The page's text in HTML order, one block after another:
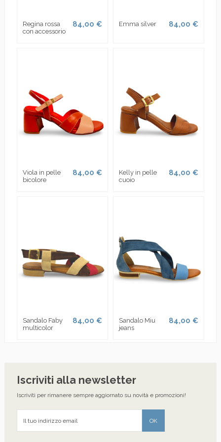
Regina rossa
con accessorio
84,00 € Emma silver 84,00 €
Viola in pelle
bicolore
84,00 €
Kelly in pelle
cuoio
84,00 €
Sandalo Faby
multicolor
84,00 €
Sandalo Miu
jeans
84,00 €
Iscriviti alla newsletter
Iscriviti per rimanere sempre aggiornato su novità e promozioni!